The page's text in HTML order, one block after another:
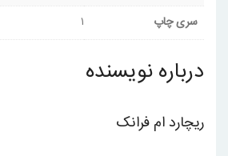
سری چاپ
۱
درباره نویسنده
ریچارد ام فرانک